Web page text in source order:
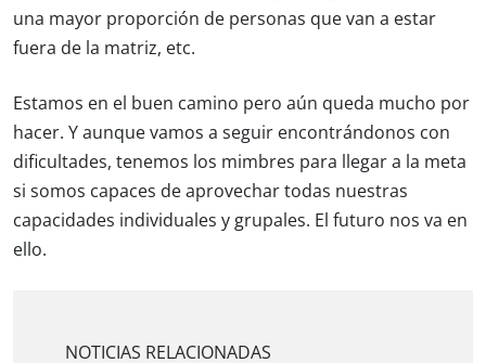
una mayor proporción de personas que van a estar
fuera de la matriz, etc.
Estamos en el buen camino pero aún queda mucho por
hacer. Y aunque vamos a seguir encontrándonos con
dificultades, tenemos los mimbres para llegar a la meta
si somos capaces de aprovechar todas nuestras
capacidades individuales y grupales. El futuro nos va en
ello.
NOTICIAS RELACIONADAS